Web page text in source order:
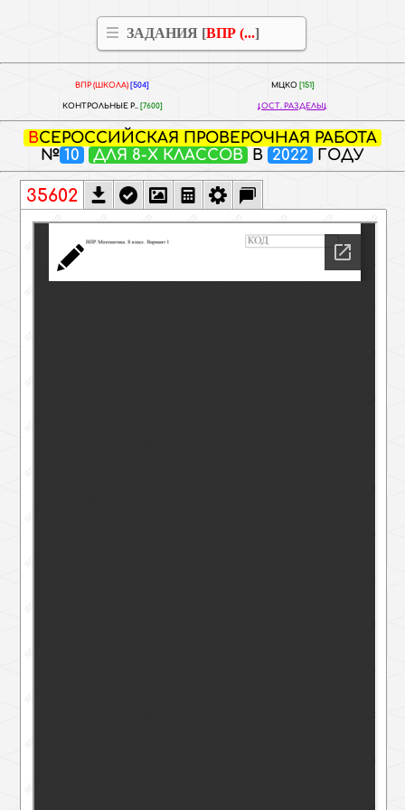
ЗАДАНИЯ [ВПР (...]
ВПР (ШКОЛА) [504] МЦКО [151]
КОНТРОЛЬНЫЕ Р.. [7600] ОСТ. РАЗДЕЛЫ
ВСЕРОССИЙСКАЯ ПРОВЕРОЧНАЯ РАБОТА
№ 10 ДЛЯ 8-Х КЛАССОВ В 2022 ГОДУ
35602